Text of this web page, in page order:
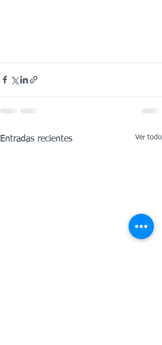
Entradas recientes Ver todo